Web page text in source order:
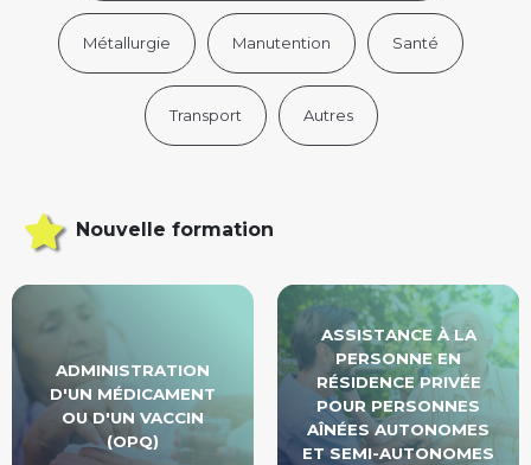
Métallurgie Manutention Santé
Transport Autres
Nouvelle formation
ADMINISTRATION
D'UN MÉDICAMENT
OU D'UN VACCIN
(OPQ)
ASSISTANCE À LA
PERSONNE EN
RÉSIDENCE PRIVÉE
POUR PERSONNES
AÎNÉES AUTONOMES
ET SEMI-AUTONOMES